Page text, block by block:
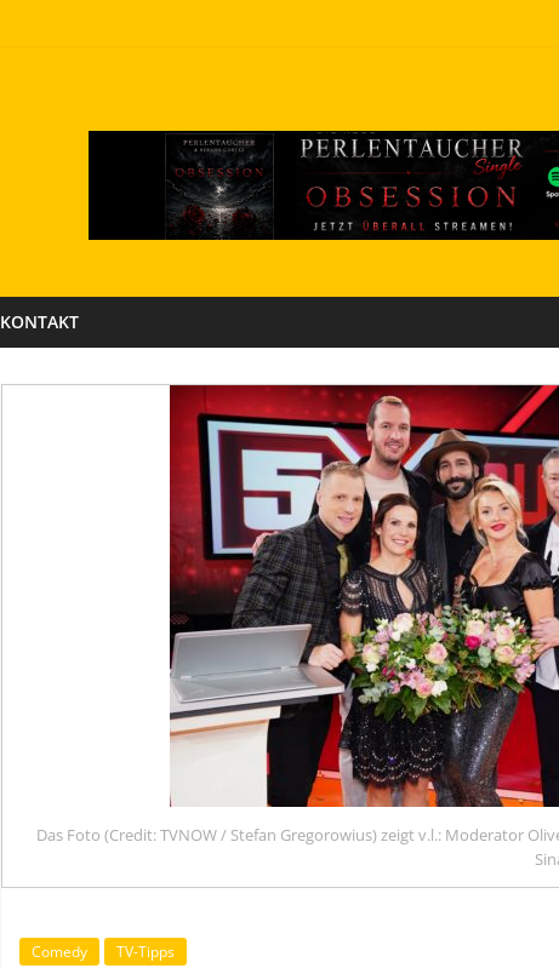
KONTAKT
Das Foto (Credit: TVNOW / Stefan Gregorowius) zeigt v.l.: Moderator
Comedy TV-Tipps